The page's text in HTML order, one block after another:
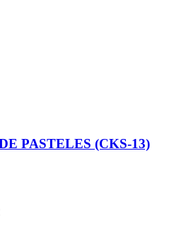
PASTELES (CKS-13)